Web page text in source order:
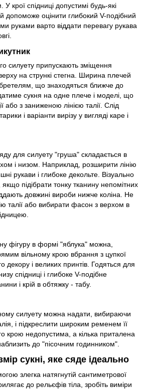
крої спідниці допустимі будь-які
допоможе оцінити глибокий V-подібний
руками варто віддати перевагу рукава
силуету припускають зміщення
на стрункі стегна. Ширина плечей
що знаходяться ближче до
сукня на одне плече і моделі, що
з заниженою лінією талії. Слід
і варіанти вирізу у вигляді каре і
для силуету "груша" складається в
і низом. Наприклад, розширити лінію
рукави і глибоке декольте. Візуально
підібрати тонку тканину непомітних
довжині вироби нижче коліна. Не
талії або вибирати фасон з верхом в
фігуру в формі "яблука" можна,
вільному крою вбрання з цупкої
декору і великих принтів. Годяться для
спідниці і глибоке V-подібне
і крій в обтяжку - табу.
силуету можна надати, вибираючи
і підкреслити широким ременем її
крою недопустима, а кілька приталена
до "пісочним годинником".
сукні, яке сяде ідеально
злегка натягнутій сантиметрової
до рельєфів тіла, зробіть виміри